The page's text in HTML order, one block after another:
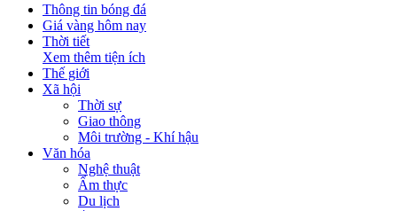
Thông tin bóng đá
Giá vàng hôm nay
Thời tiết
Xem thêm tiện ích
Thế giới
Xã hội
Thời sự
Giao thông
Môi trường - Khí hậu
Văn hóa
Nghệ thuật
Ẩm thực
Du lịch